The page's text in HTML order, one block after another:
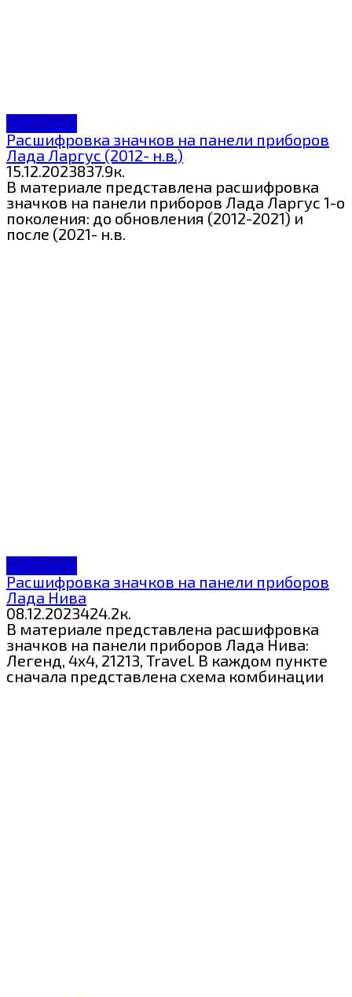
ЗнП Лада
Расшифровка значков на панели приборов
Лада Ларгус (2012- н.в.)
15.12.2023837.9к.
В материале представлена расшифровка
значков на панели приборов Лада Ларгус 1-о
поколения: до обновления (2012-2021) и
после (2021- н.в.
ЗнП Лада
Расшифровка значков на панели приборов
Лада Нива
08.12.2023424.2к.
В материале представлена расшифровка
значков на панели приборов Лада Нива:
Легенд, 4х4, 21213, Travel. В каждом пункте
сначала представлена схема комбинации